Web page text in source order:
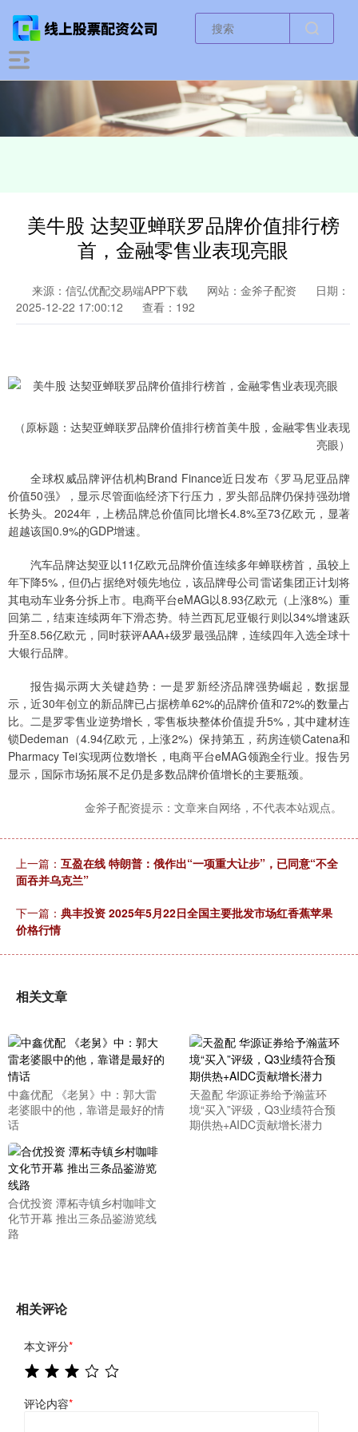
美牛股 达契亚蝉联罗品牌价值排行榜
首，金融零售业表现亮眼
来源：信弘优配交易端APP下载 网站：金斧子配资
日期：
2025-12-22 17:00:12
查看：192
（原标题：达契亚蝉联罗品牌价值排行榜首美牛股，金融零售业表现
亮眼）
全球权威品牌评估机构Brand Finance近日发布《罗马尼亚品牌
价值50强》，显示尽管面临经济下行压力，罗头部品牌仍保持强劲增
长势头。2024年，上榜品牌总价值同比增长4.8%至73亿欧元，显著
超越该国0.9%的GDP增速。
汽车品牌达契亚以11亿欧元品牌价值连续多年蝉联榜首，虽较上
年下降5%，但仍占据绝对领先地位，该品牌母公司雷诺集团正计划将
其电动车业务分拆上市。电商平台eMAG以8.93亿欧元（上涨8%）重
回第二，结束连续两年下滑态势。特兰西瓦尼亚银行则以34%增速跃
升至8.56亿欧元，同时获评AAA+级罗最强品牌，连续四年入选全球十
大银行品牌。
报告揭示两大关键趋势：一是罗新经济品牌强势崛起，数据显
示，近30年创立的新品牌已占据榜单62%的品牌价值和72%的数量占
比。二是罗零售业逆势增长，零售板块整体价值提升5%，其中建材连
锁Dedeman（4.94亿欧元，上涨2%）保持第五，药房连锁Catena和
Pharmacy Tei实现两位数增长，电商平台eMAG领跑全行业。报告另
显示，国际市场拓展不足仍是多数品牌价值增长的主要瓶颈。
金斧子配资提示：文章来自网络，不代表本站观点。
上一篇： 互盈在线 特朗普：俄作出“一项重大让步”，已同意“不全
面吞并乌克兰”
下一篇： 典丰投资 2025年5月22日全国主要批发市场红香蕉苹果
价格行情
相关文章
中鑫优配 《老舅》中：郭大雷
老婆眼中的他，靠谱是最好的情
话
天盈配 华源证券给予瀚蓝环
境“买入”评级，Q3业绩符合预
期供热+AIDC贡献增长潜力
合优投资 潭柘寺镇乡村咖啡文
化节开幕 推出三条品鉴游览线
路
相关评论
本文评分*
评论内容*